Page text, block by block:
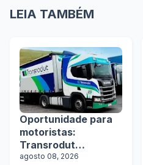
LEIA TAMBÉM
Oportunidade para
motoristas:
Transrodut
Transportes abre
agosto 08, 2026